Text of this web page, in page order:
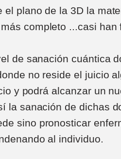
el plano de la 3D la
completo ...casi han
de sanación cuántica
no reside el juicio
y podrá alcanzar un
la sanación de dichas
sino pronosticar
al individuo.